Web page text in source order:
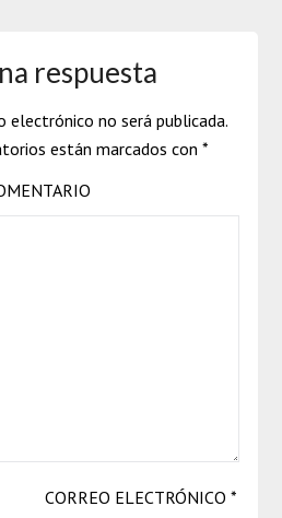
respuesta
electrónico no será publicada.
están marcados con *
CORREO ELECTRÓNICO *